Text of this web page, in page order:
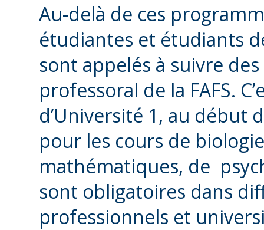
Au-delà de ces
étudiantes et étudiants
sont appelés à suivre
professoral de la FAFS.
d’Université 1, au début
pour les cours de
mathématiques, de
sont obligatoires dans
professionnels et